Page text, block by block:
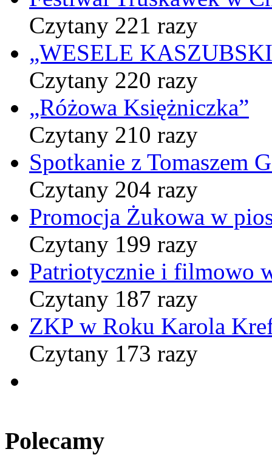
Czytany 221 razy
„WESELE
Czytany 220 razy
„Różowa Księżniczka”
Czytany 210 razy
Spotkanie z Tomaszem
Czytany 204 razy
Promocja Żukowa w
Czytany 199 razy
Patriotycznie i filmowo
Czytany 187 razy
ZKP w Roku Karola
Czytany 173 razy
Polecamy